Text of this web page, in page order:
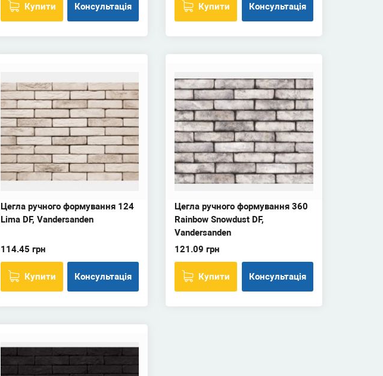
Купити Консультація Купити Консультація
Цегла ручного формування 124
Lima DF, Vandersanden
114.45 грн
Купити Консультація
Цегла ручного формування 360
Rainbow Snowdust DF,
Vandersanden
121.09 грн
Купити Консультація